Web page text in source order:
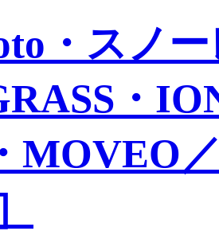
・スノ
・
MOVEO